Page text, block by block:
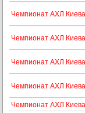
Чемпионат АХЛ
Чемпионат АХЛ
Чемпионат АХЛ
Чемпионат АХЛ
Чемпионат АХЛ